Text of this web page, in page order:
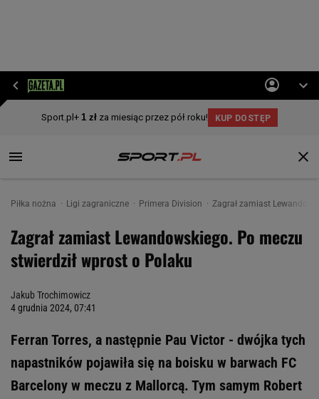
Piłka nożna Ligi zagraniczne Primera Division Zagrał zamiast
Zagrał zamiast Lewandowskiego. Po meczu
stwierdził wprost o Polaku
Jakub Trochimowicz
4 grudnia 2024, 07:41
Ferran Torres, a następnie Pau Victor - dwójka tych
napastników pojawiła się na boisku w barwach FC
Barcelony w meczu z Mallorcą. Tym samym Robert